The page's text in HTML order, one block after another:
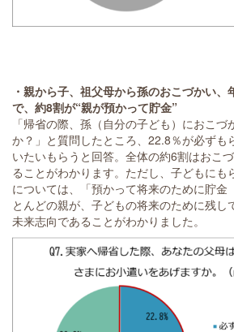
・親から子、祖父母から孫のおこづかい、
で、約8割が“親が預かって貯金”
「帰省の際、孫（自分の子ども）におこづ
か？」と質問したところ、22.8％が必ずも
いたいもらうと回答。全体の約6割はおこ
ることがわかります。ただし、子どもにも
については、「預かって将来のために貯金
とんどの親が、子どもの将来のために残し
未来志向であることがわかりました。